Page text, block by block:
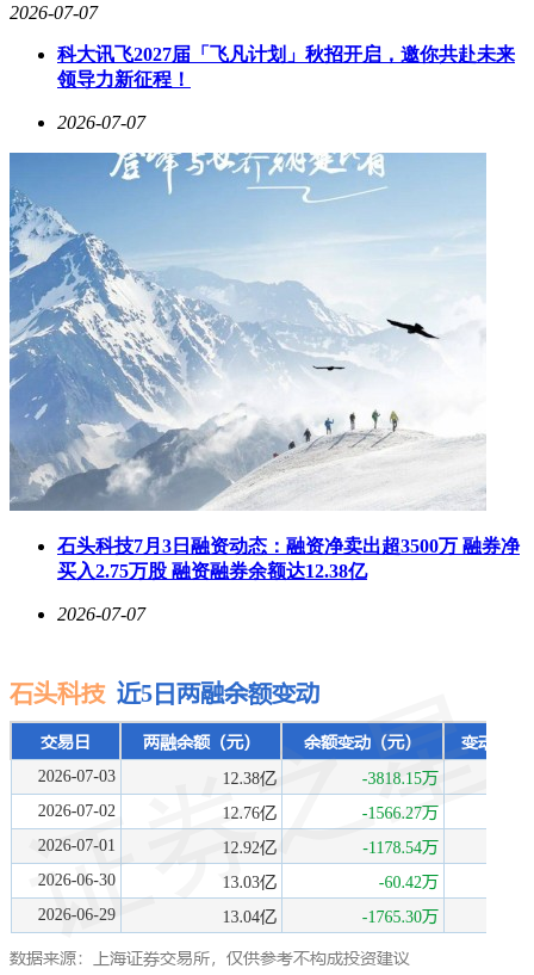
众"的传统认知，为后来者提供了可复制的成功范式。
2026-07-07
科大讯飞2027届「飞凡计划」秋招开启，邀你共赴未来
领导力新征程！
2026-07-07
石头科技7月3日融资动态：融资净卖出超3500万 融券净
买入2.75万股 融资融券余额达12.38亿
2026-07-07